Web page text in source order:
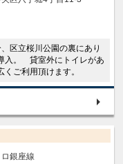
区立桜川公園の裏にあり
入。 貸室外にトイレがあ
くご利用頂けます。
銀座線